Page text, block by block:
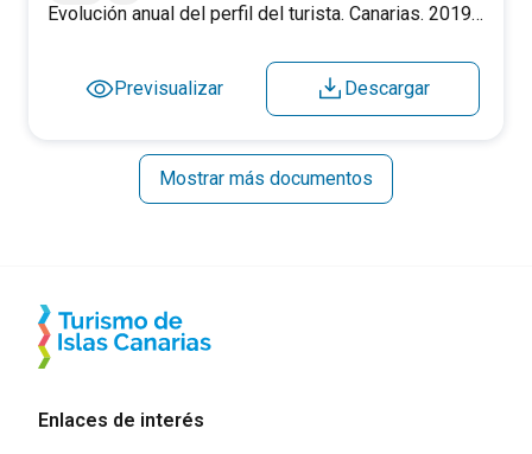
Evolución anual del perfil del turista. Canarias. 2019-2025.
Previsualizar Descargar
Mostrar más documentos
Enlaces de interés